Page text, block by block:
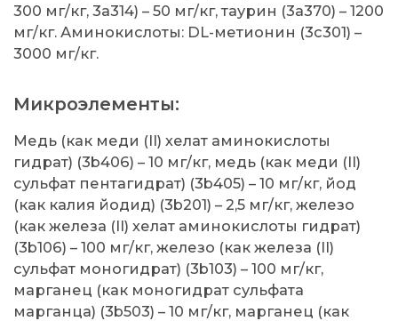
300 мг/кг, 3a314) – 50 мг/кг, таурин (3a370) – 1200
мг/кг. Аминокислоты: DL-метионин (3c301) –
3000 мг/кг.
Микроэлементы:
Медь (как меди (II) хелат аминокислоты
гидрат) (3b406) – 10 мг/кг, медь (как меди (II)
сульфат пентагидрат) (3b405) – 10 мг/кг, йод
(как калия йодид) (3b201) – 2,5 мг/кг, железо
(как железа (II) хелат аминокислоты гидрат)
(3b106) – 100 мг/кг, железо (как железа (II)
сульфат моногидрат) (3b103) – 100 мг/кг,
марганец (как моногидрат сульфата
марганца) (3b503) – 10 мг/кг, марганец (как